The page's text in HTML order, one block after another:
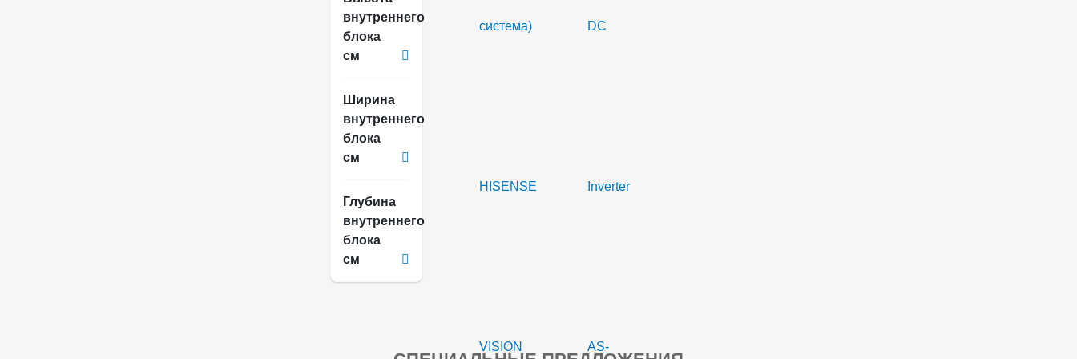
внутреннего
блока
см
Ширина
внутреннего
блока
см
Глубина
внутреннего
блока
см